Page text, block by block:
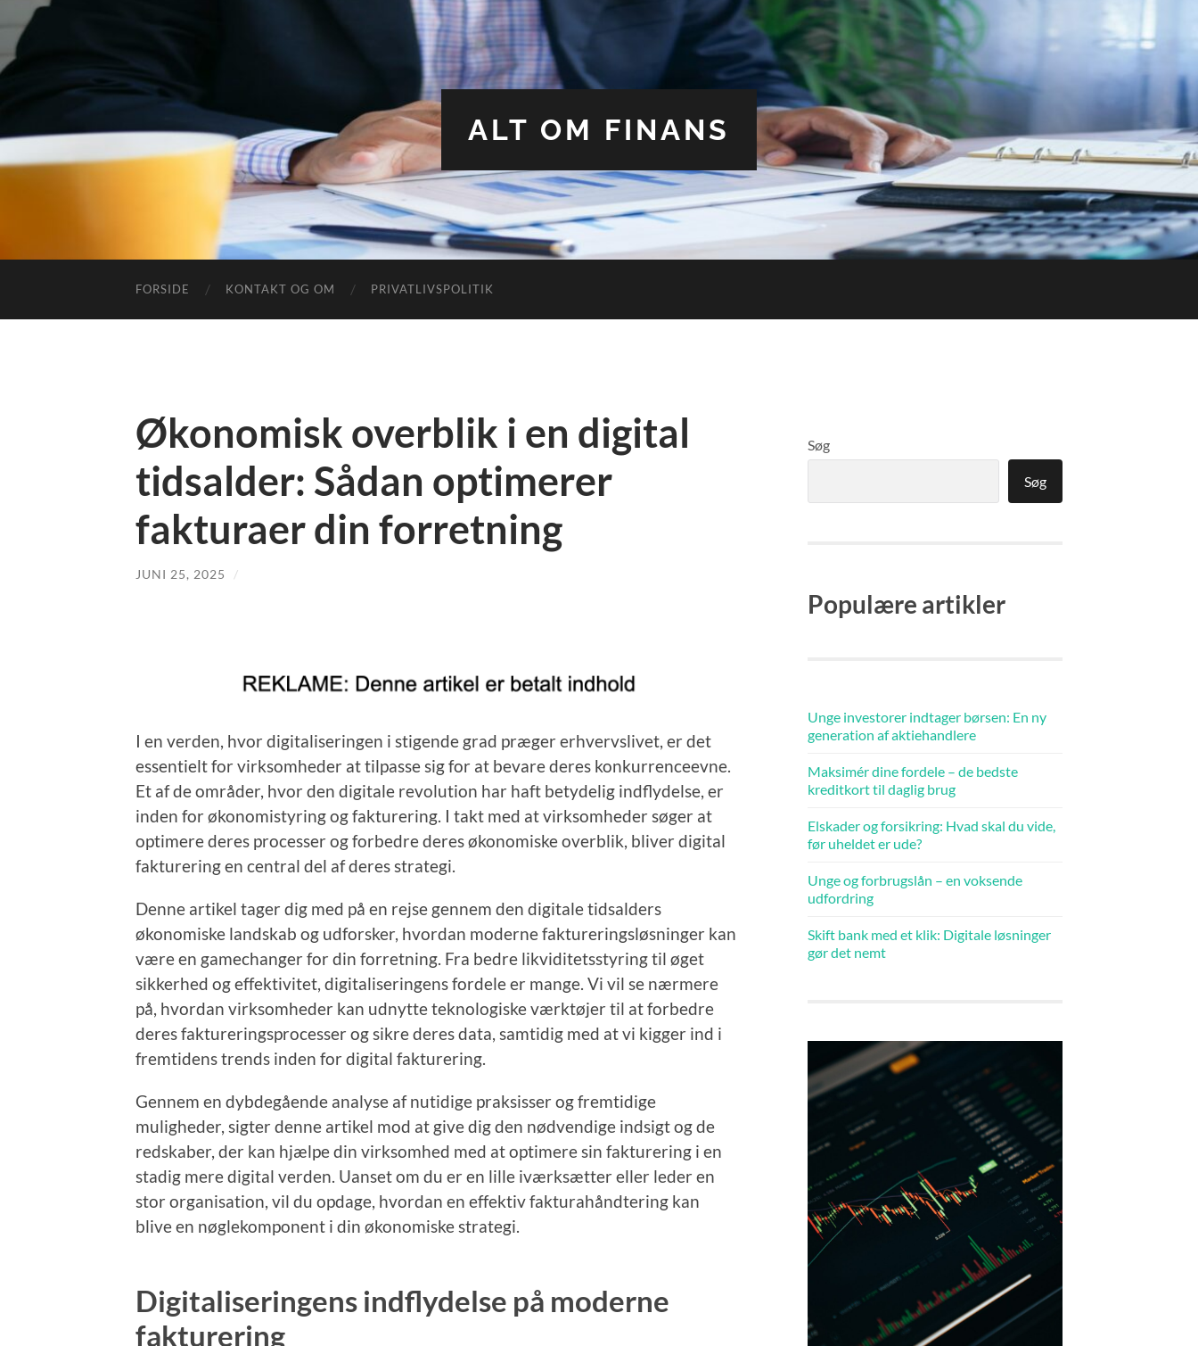
ALT OM FINANS
FORSIDE KONTAKT OG OM PRIVATLIVSPOLITIK
Økonomisk overblik i en digital
tidsalder: Sådan optimerer
fakturaer din forretning
JUNI 25, 2025 /
I en verden, hvor digitaliseringen i stigende grad præger erhvervslivet, er det
essentielt for virksomheder at tilpasse sig for at bevare deres konkurrenceevne.
Et af de områder, hvor den digitale revolution har haft betydelig indflydelse, er
inden for økonomistyring og fakturering. I takt med at virksomheder søger at
optimere deres processer og forbedre deres økonomiske overblik, bliver digital
fakturering en central del af deres strategi.
Denne artikel tager dig med på en rejse gennem den digitale tidsalders
økonomiske landskab og udforsker, hvordan moderne faktureringsløsninger kan
være en gamechanger for din forretning. Fra bedre likviditetsstyring til øget
sikkerhed og effektivitet, digitaliseringens fordele er mange. Vi vil se nærmere
på, hvordan virksomheder kan udnytte teknologiske værktøjer til at forbedre
deres faktureringsprocesser og sikre deres data, samtidig med at vi kigger ind i
fremtidens trends inden for digital fakturering.
Gennem en dybdegående analyse af nutidige praksisser og fremtidige
muligheder, sigter denne artikel mod at give dig den nødvendige indsigt og de
redskaber, der kan hjælpe din virksomhed med at optimere sin fakturering i en
stadig mere digital verden. Uanset om du er en lille iværksætter eller leder en
stor organisation, vil du opdage, hvordan en effektiv fakturahåndtering kan
blive en nøglekomponent i din økonomiske strategi.
Digitaliseringens indflydelse på moderne
fakturering
Søg
Søg
Populære artikler
Unge investorer indtager børsen: En ny
generation af aktiehandlere
Maksimér dine fordele – de bedste
kreditkort til daglig brug
Elskader og forsikring: Hvad skal du vide,
før uheldet er ude?
Unge og forbrugslån – en voksende
udfordring
Skift bank med et klik: Digitale løsninger
gør det nemt